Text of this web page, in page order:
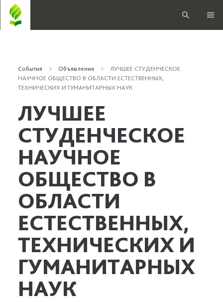
События Объявления
ЛУЧШЕЕ СТУДЕНЧЕСКОЕ
НАУЧНОЕ ОБЩЕСТВО В ОБЛАСТИ ЕСТЕСТВЕННЫХ,
ТЕХНИЧЕСКИХ И ГУМАНИТАРНЫХ НАУК
ЛУЧШЕЕ
СТУДЕНЧЕСКОЕ
НАУЧНОЕ
ОБЩЕСТВО В
ОБЛАСТИ
ЕСТЕСТВЕННЫХ,
ТЕХНИЧЕСКИХ И
ГУМАНИТАРНЫХ
НАУК